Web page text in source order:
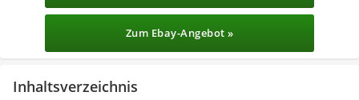
Zum Ebay-Angebot »
Inhaltsverzeichnis